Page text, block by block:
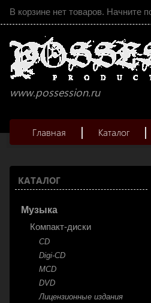
В корзине нет товаров. Начните
www.possession.ru
Главная Каталог
КАТАЛОГ
Музыка
Компакт-диски
CD
Digi-CD
MCD
DVD
Лицензионные издания